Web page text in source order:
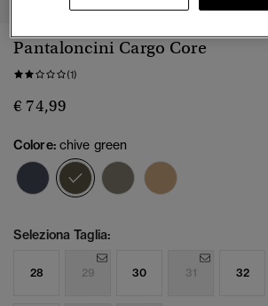
Pantaloncini Cargo Core
(1)
€ 74,99
Colore: chive green
selezionato
Seleziona Taglia:
28 29 30 31 32